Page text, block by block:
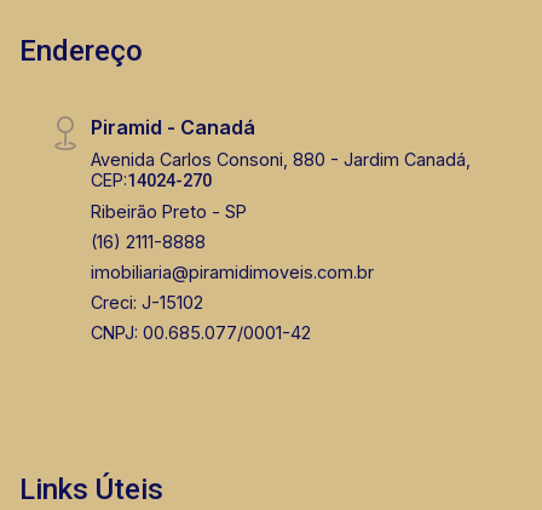
Endereço
Piramid - Canadá
Avenida Carlos Consoni, 880 - Jardim Canadá,
CEP:14024-270
Ribeirão Preto - SP
(16) 2111-8888
imobiliaria@piramidimoveis.com.br
Creci: J-15102
CNPJ: 00.685.077/0001-42
Links Úteis